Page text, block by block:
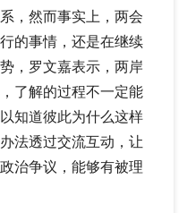
，然而事实上，两会
的事情，还是在继续
，罗文嘉表示，两岸
了解的过程不一定能
知道彼此为什么这样
法透过交流互动，让
治争议，能够有被理